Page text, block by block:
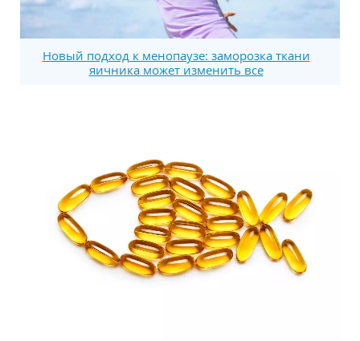
Новый подход к менопаузе: заморозка ткани
яичника может изменить все